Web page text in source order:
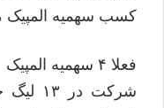
کسب سهمیه
فعلا ۴ سهمیه المپیک
شرکت